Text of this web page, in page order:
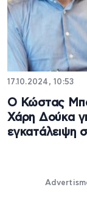
17.10.2024, 10:53
Ο Κώστας
Χάρη Δούκα
εγκατάλειψη